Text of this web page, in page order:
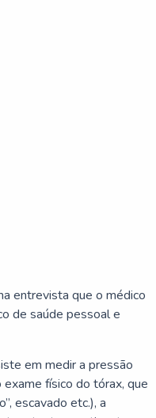
entrevista que o médico
de saúde pessoal e
em medir a pressão
físico do tórax, que
escavado etc.), a